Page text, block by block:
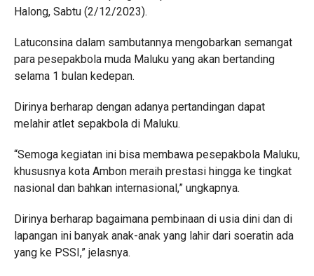
Halong, Sabtu (2/12/2023).
Latuconsina dalam sambutannya mengobarkan semangat
para pesepakbola muda Maluku yang akan bertanding
selama 1 bulan kedepan.
Dirinya berharap dengan adanya pertandingan dapat
melahir atlet sepakbola di Maluku.
“Semoga kegiatan ini bisa membawa pesepakbola Maluku,
khususnya kota Ambon meraih prestasi hingga ke tingkat
nasional dan bahkan internasional,” ungkapnya.
Dirinya berharap bagaimana pembinaan di usia dini dan di
lapangan ini banyak anak-anak yang lahir dari soeratin ada
yang ke PSSI,” jelasnya.